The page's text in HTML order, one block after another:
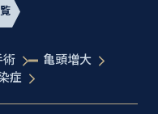
術
亀頭増大
症